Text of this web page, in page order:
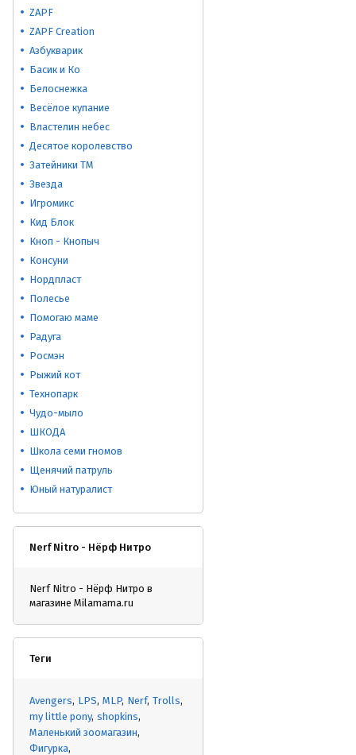
ZAPF
ZAPF Creation
Азбукварик
Басик и Ко
Белоснежка
Весёлое купание
Властелин небес
Десятое королевство
Затейники ТМ
Звезда
Игромикс
Кид Блок
Кноп - Кнопыч
Консуни
Нордпласт
Полесье
Помогаю маме
Радуга
Росмэн
Рыжий кот
Технопарк
Чудо-мыло
ШКОДА
Школа семи гномов
Щенячий патруль
Юный натуралист
Nerf Nitro - Нёрф Нитро
Nerf Nitro - Нёрф Нитро в
магазине Milamama.ru
Теги
Avengers LPS MLP Nerf Trolls
my little pony shopkins
Маленький зоомагазин
Фигурка